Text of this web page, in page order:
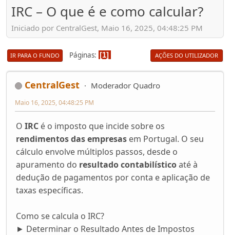
IRC – O que é e como calcular?
Iniciado por CentralGest, Maio 16, 2025, 04:48:25 PM
IR PARA O FUNDO Páginas 1 AÇÕES DO UTILIZADOR
CentralGest Moderador Quadro
Maio 16, 2025, 04:48:25 PM
O IRC é o imposto que incide sobre os
rendimentos das empresas em Portugal. O seu
cálculo envolve múltiplos passos, desde o
apuramento do resultado contabilísticoaté à
dedução de pagamentos por conta e aplicação de
taxas específicas.
Como se calcula o IRC?
► Determinar o Resultado Antes de Impostos